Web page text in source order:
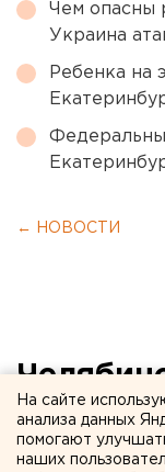
Чем опасны
Украина
Ребенка на
← НОВОСТИ
заморил
коров.
На сайте
анализа данных
помогают
наших